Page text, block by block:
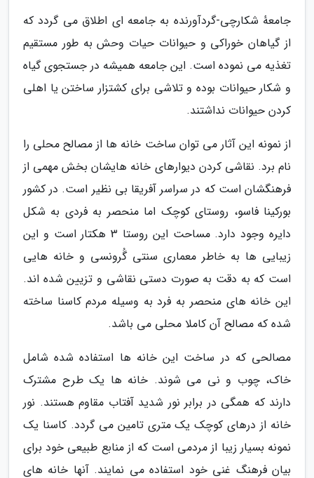
جامعهٔ شکارچی-گردآورنده به جامعه ای اطلاق می گردد که
از گیاهان خوراکی و حیوانات حیات وحش به طور مستقیم
تغذیه می نموده است. این جامعه همیشه در جستجوی گیاه
و شکار حیوانات بوده و تلاشی برای کشتزار ساختن یا اهلی
کردن حیوانات نداشتند.
از نمونه این آثار می توان ساخت خانه ها از مصالح محلی را
نام برد. نقاشی کردن دیوارهای خانه هایشان بخش مهمی از
فرهنگشان است که در سراسر آفریقا بی نظیر است. در کشور
بورکینا فاسو، روستای کوچک اما منحصر به فردی به شکل
دایره وجود دارد. مساحت این روستا 3 هکتار است و این
زیبایی ها به خاطر معماری سنتی گُرونسی و خانه هایی
است که به دقت به صورت دستی نقاشی و تزیین شده اند.
این خانه های منحصر به فرد به وسیله مردم کاسنا ساخته
شده که مصالح آن کاملا محلی می باشد.
مصالحی که در ساخت این خانه ها استفاده شده شامل
خاک، چوب و نی می شوند. خانه ها یک طرح مشترک
دارند که همگی در برابر نور شدید آفتاب مقاوم هستند. نور
خانه از درهای کوچک یک متری تامین می گردد. کاسنا یک
نمونه بسیار زیبا از مردمی است که از منابع طبیعی خود برای
بیان فرهنگ غنی خود استفاده می نمایند. آنها خانه های